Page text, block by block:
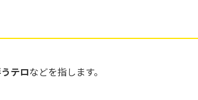
テロなどを指します。